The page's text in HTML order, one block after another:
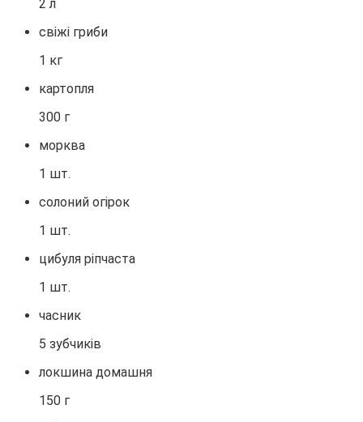
2 л
свіжі гриби
1 кг
картопля
300 г
морква
1 шт.
солоний огірок
1 шт.
цибуля ріпчаста
1 шт.
часник
5 зубчиків
локшина домашня
150 г